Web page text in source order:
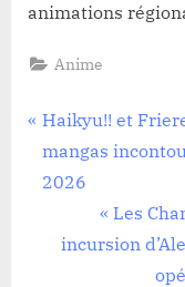
animations
Anime
de
l’article
P
r
e
Haikyu!! et
mangas
2026
N
e
« Les
incursion